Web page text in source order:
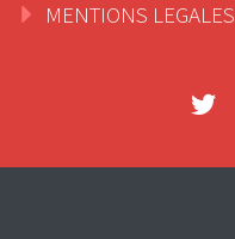
MENTIONS LEGALES